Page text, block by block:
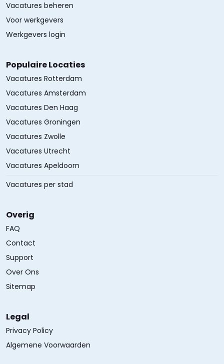
Vacatures beheren
Voor werkgevers
Werkgevers login
Populaire Locaties
Vacatures Rotterdam
Vacatures Amsterdam
Vacatures Den Haag
Vacatures Groningen
Vacatures Zwolle
Vacatures Utrecht
Vacatures Apeldoorn
Vacatures per stad
Overig
FAQ
Contact
Support
Over Ons
Sitemap
Legal
Privacy Policy
Algemene Voorwaarden